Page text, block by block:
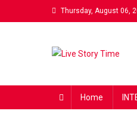
to
Thursday, August 06,
Home